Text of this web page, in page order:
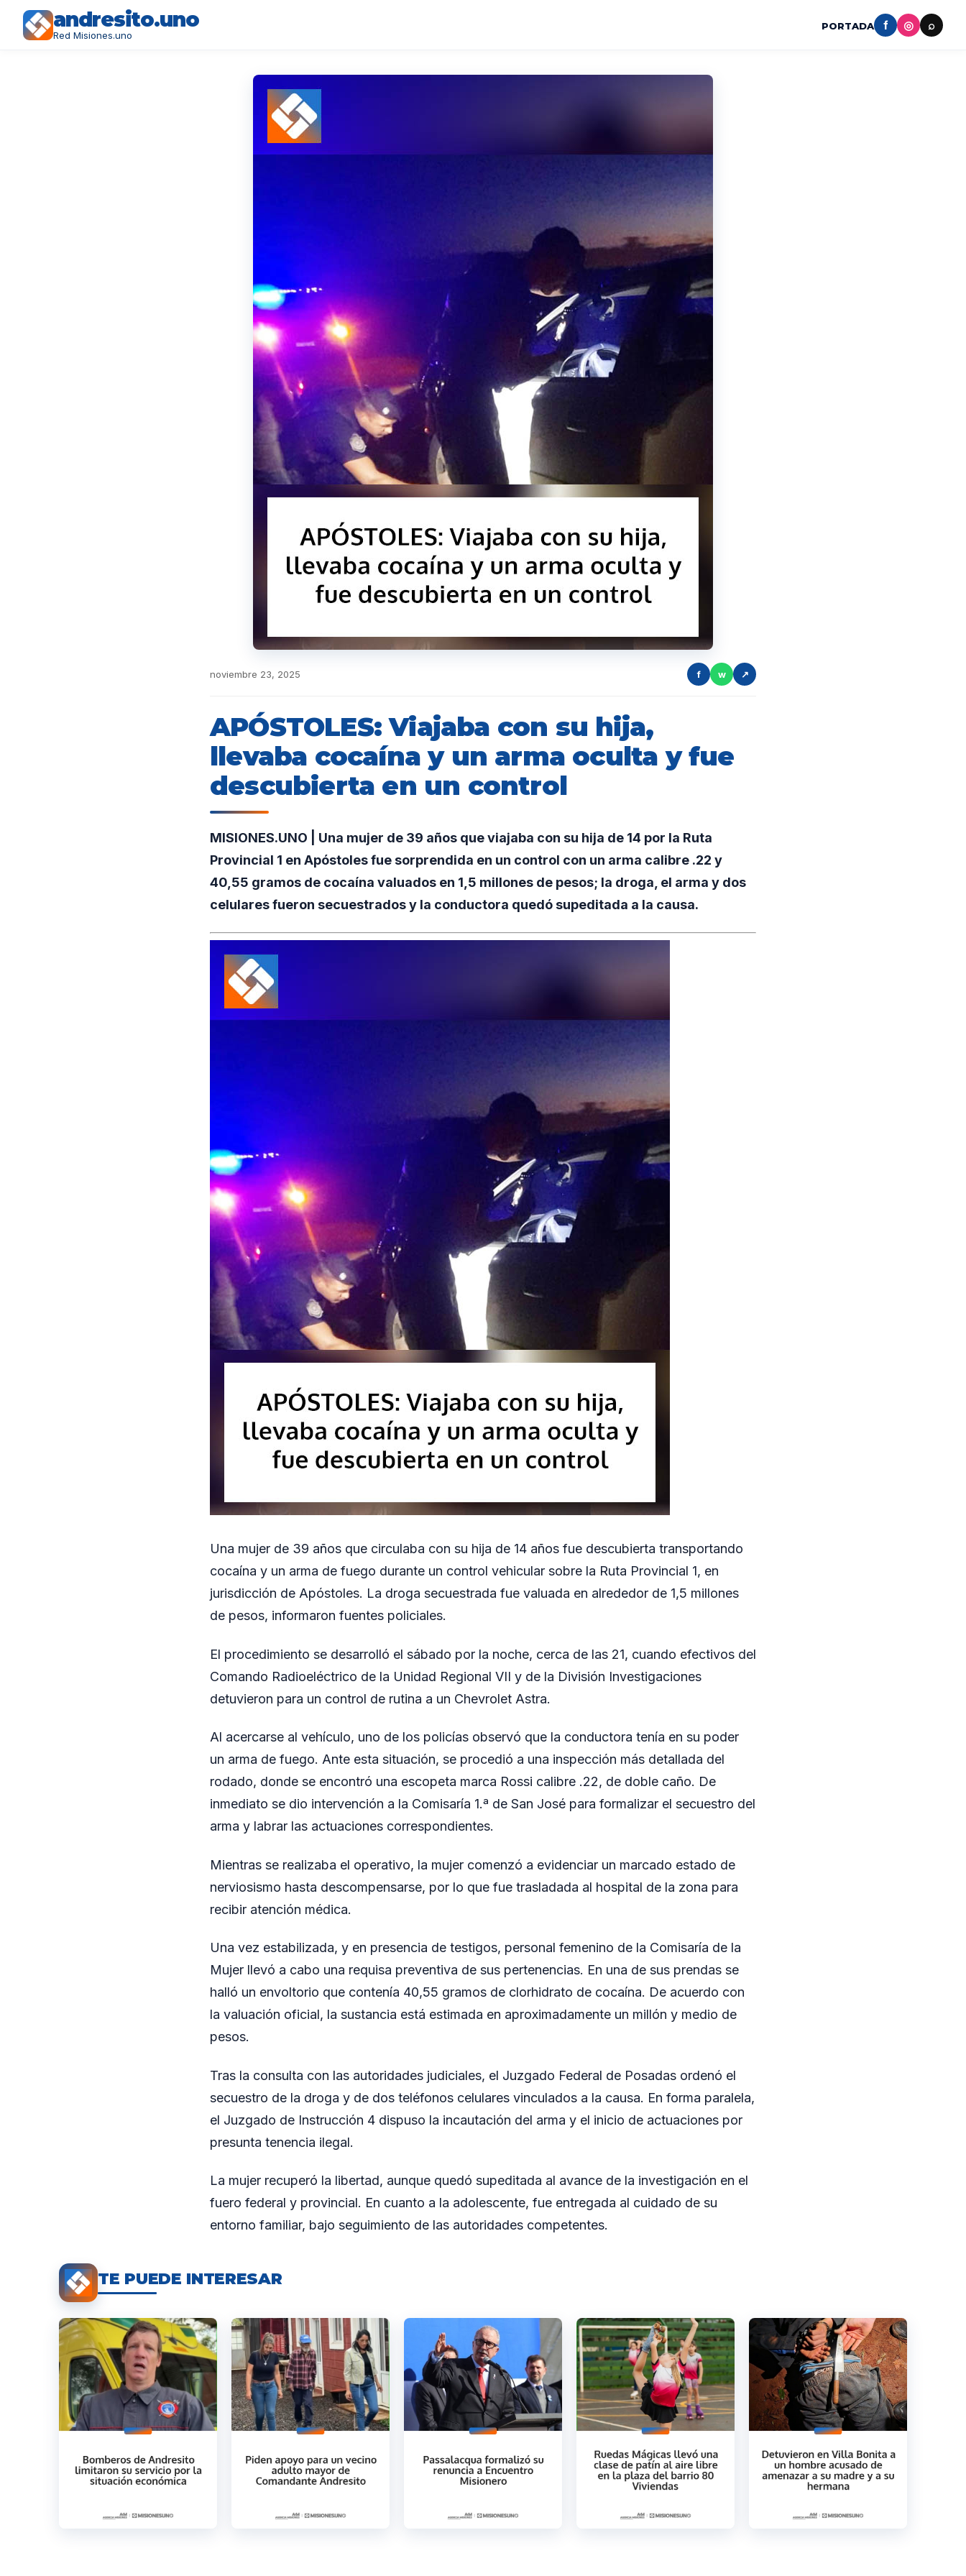
andresito.uno
Red Misiones.uno
PORTADA f ◎ ⌕
noviembre 23, 2025 f w ↗
APÓSTOLES: Viajaba con su hija,
llevaba cocaína y un arma oculta y fue
descubierta en un control
MISIONES.UNO | Una mujer de 39 años que viajaba con su hija de 14 por la Ruta
Provincial 1 en Apóstoles fue sorprendida en un control con un arma calibre .22 y
40,55 gramos de cocaína valuados en 1,5 millones de pesos; la droga, el arma y dos
celulares fueron secuestrados y la conductora quedó supeditada a la causa.
Una mujer de 39 años que circulaba con su hija de 14 años fue descubierta transportando
cocaína y un arma de fuego durante un control vehicular sobre la Ruta Provincial 1, en
jurisdicción de Apóstoles. La droga secuestrada fue valuada en alrededor de 1,5 millones
de pesos, informaron fuentes policiales.
El procedimiento se desarrolló el sábado por la noche, cerca de las 21, cuando efectivos del
Comando Radioeléctrico de la Unidad Regional VII y de la División Investigaciones
detuvieron para un control de rutina a un Chevrolet Astra.
Al acercarse al vehículo, uno de los policías observó que la conductora tenía en su poder
un arma de fuego. Ante esta situación, se procedió a una inspección más detallada del
rodado, donde se encontró una escopeta marca Rossi calibre .22, de doble caño. De
inmediato se dio intervención a la Comisaría 1.ª de San José para formalizar el secuestro del
arma y labrar las actuaciones correspondientes.
Mientras se realizaba el operativo, la mujer comenzó a evidenciar un marcado estado de
nerviosismo hasta descompensarse, por lo que fue trasladada al hospital de la zona para
recibir atención médica.
Una vez estabilizada, y en presencia de testigos, personal femenino de la Comisaría de la
Mujer llevó a cabo una requisa preventiva de sus pertenencias. En una de sus prendas se
halló un envoltorio que contenía 40,55 gramos de clorhidrato de cocaína. De acuerdo con
la valuación oficial, la sustancia está estimada en aproximadamente un millón y medio de
pesos.
Tras la consulta con las autoridades judiciales, el Juzgado Federal de Posadas ordenó el
secuestro de la droga y de dos teléfonos celulares vinculados a la causa. En forma paralela,
el Juzgado de Instrucción 4 dispuso la incautación del arma y el inicio de actuaciones por
presunta tenencia ilegal.
La mujer recuperó la libertad, aunque quedó supeditada al avance de la investigación en el
fuero federal y provincial. En cuanto a la adolescente, fue entregada al cuidado de su
entorno familiar, bajo seguimiento de las autoridades competentes.
TE PUEDE INTERESAR